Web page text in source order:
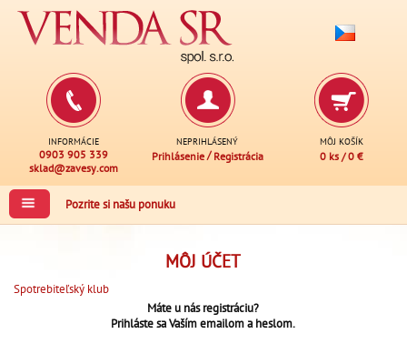
INFORMÁCIE
0903 905 339
sklad@zavesy.com
NEPRIHLÁSENÝ
Prihlásenie/ Registrácia
MÔJ KOŠÍK
0 ks /0 €
Pozrite si našu ponuku
MÔJ ÚČET
Spotrebiteľský klub
Máte u nás registráciu?
Prihláste sa Vaším emailom a heslom.